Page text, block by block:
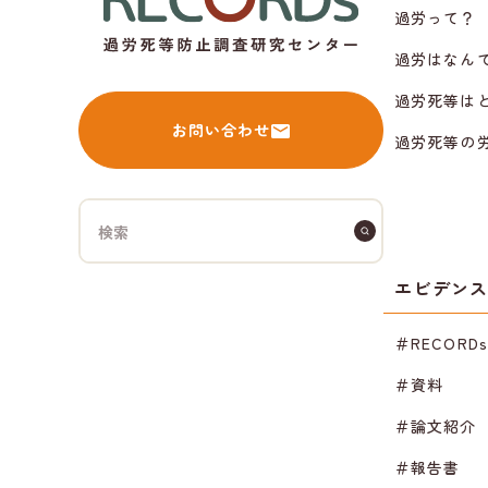
過労って？
過労はなん
過労死等は
過労死等の
エビデン
＃
＃資料
＃論文紹介
＃報告書
お問い合わせ